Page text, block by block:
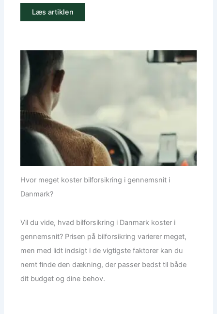
Læs artiklen
Hvor meget koster bilforsikring i gennemsnit i
Danmark?
Vil du vide, hvad bilforsikring i Danmark koster i
gennemsnit? Prisen på bilforsikring varierer meget,
men med lidt indsigt i de vigtigste faktorer kan du
nemt finde den dækning, der passer bedst til både
dit budget og dine behov.